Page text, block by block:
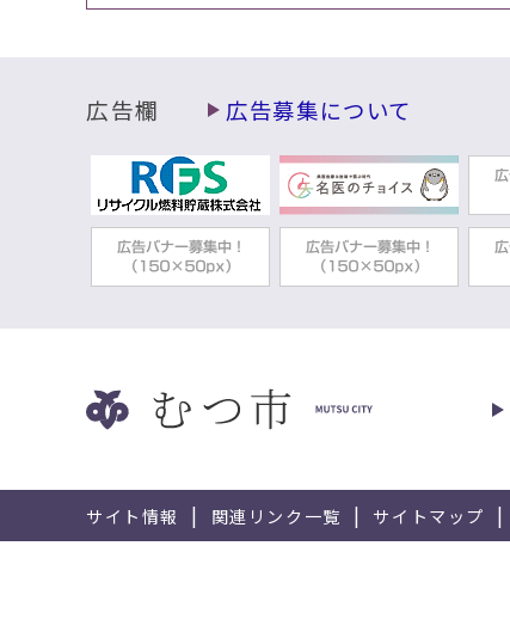
広告欄 広告募集について
サイト情報 関連リンク一覧 サイトマップ